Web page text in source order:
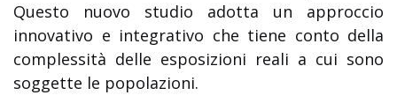
Questo nuovo studio adotta un approccio
innovativo e integrativo che tiene conto della
complessità delle esposizioni reali a cui sono
soggette le popolazioni.